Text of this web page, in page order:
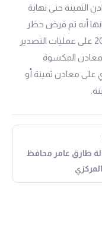
الثمينة حتى نهاية
بيانها أنه تم فرض حظر
مؤقت من 1 سبتمبر 2022 إلى 28 فبراير 2023 على عمليات التصدير
المكسوة
على معادن ثمينة أو
طارق عامر محافظ